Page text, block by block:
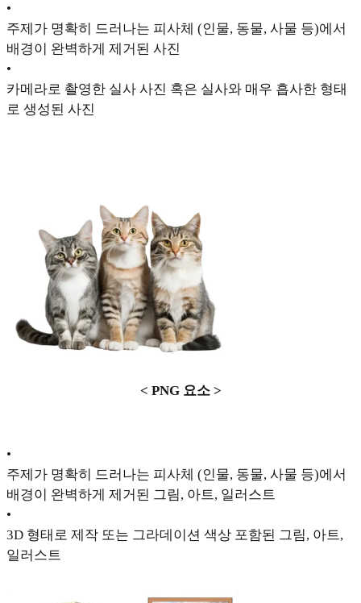
•
주제가 명확히 드러나는 피사체 (인물, 동물, 사물 등)에서
배경이 완벽하게 제거된 사진
•
카메라로 촬영한 실사 사진 혹은 실사와 매우 흡사한 형태
로 생성된 사진
< PNG 요소 >
•
주제가 명확히 드러나는 피사체 (인물, 동물, 사물 등)에서
배경이 완벽하게 제거된 그림, 아트, 일러스트
•
3D 형태로 제작 또는 그라데이션 색상 포함된 그림, 아트,
일러스트